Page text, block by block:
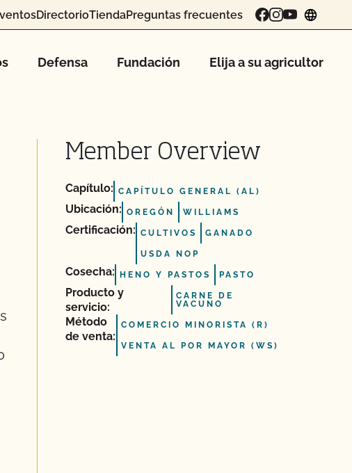
DirectorioTiendaPreguntas frecuentes
Defensa Fundación Elija a su agricultor
Member Overview
Capítulo: CAPÍTULO GENERAL (AL)
Ubicación: OREGÓN WILLIAMS
Certificación: CULTIVOS GANADO
USDA NOP
Cosecha: HENO Y PASTOS PASTO
Producto y
servicio:
CARNE DE
VACUNO
Método
de venta:
COMERCIO MINORISTA (R)
VENTA AL POR MAYOR (WS)